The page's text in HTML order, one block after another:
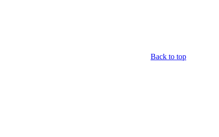
Back to top